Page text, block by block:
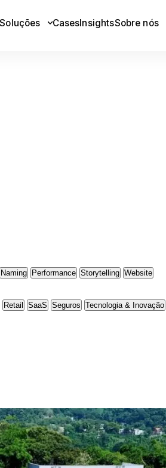
Soluções CasesInsightsSobre nós
Naming Performance Storytelling Website
Retail SaaS Seguros Tecnologia & Inovação